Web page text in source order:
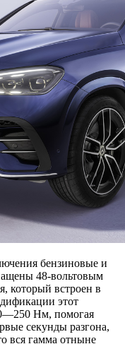
бензиновые и
48-вольтовым
который встроен в
этот
Нм, помогая
секунды разгона,
вся гамма отныне